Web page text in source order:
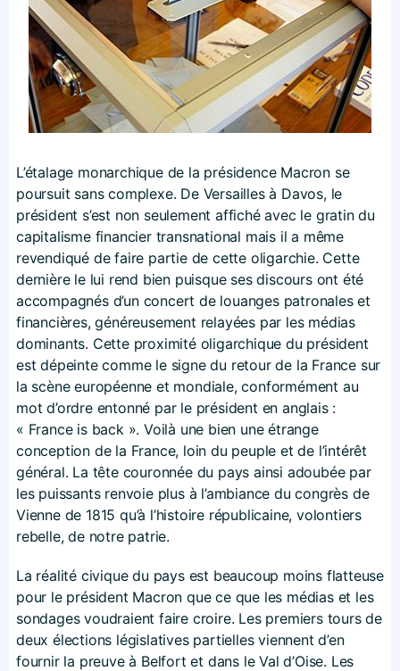
L’étalage monarchique de la présidence Macron se
poursuit sans complexe. De Versailles à Davos, le
président s’est non seulement affiché avec le gratin du
capitalisme financier transnational mais il a même
revendiqué de faire partie de cette oligarchie. Cette
dernière le lui rend bien puisque ses discours ont été
accompagnés d’un concert de louanges patronales et
financières, généreusement relayées par les médias
dominants. Cette proximité oligarchique du président
est dépeinte comme le signe du retour de la France sur
la scène européenne et mondiale, conformément au
mot d’ordre entonné par le président en anglais :
« France is back ». Voilà une bien une étrange
conception de la France, loin du peuple et de l’intérêt
général. La tête couronnée du pays ainsi adoubée par
les puissants renvoie plus à l’ambiance du congrès de
Vienne de 1815 qu’à l’histoire républicaine, volontiers
rebelle, de notre patrie.
La réalité civique du pays est beaucoup moins flatteuse
pour le président Macron que ce que les médias et les
sondages voudraient faire croire. Les premiers tours de
deux élections législatives partielles viennent d’en
fournir la preuve à Belfort et dans le Val d’Oise. Les